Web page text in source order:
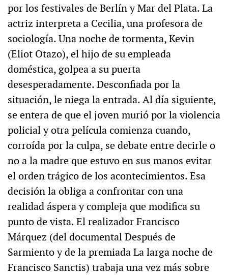
por los festivales de Berlín y Mar del Plata. La
actriz interpreta a Cecilia, una profesora de
sociología. Una noche de tormenta, Kevin
(Eliot Otazo), el hijo de su empleada
doméstica, golpea a su puerta
desesperadamente. Desconfiada por la
situación, le niega la entrada. Al día siguiente,
se entera de que el joven murió por la violencia
policial y otra película comienza cuando,
corroída por la culpa, se debate entre decirle o
no a la madre que estuvo en sus manos evitar
el orden trágico de los acontecimientos. Esa
decisión la obliga a confrontar con una
realidad áspera y compleja que modifica su
punto de vista. El realizador Francisco
Márquez (del documental Después de
Sarmiento y de la premiada La larga noche de
Francisco Sanctis) trabaja una vez más sobre